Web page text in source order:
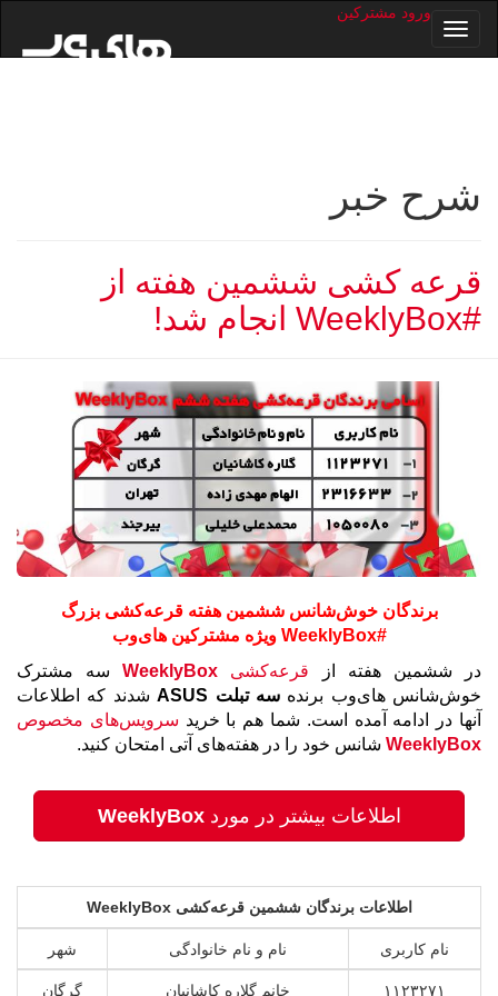
Open
Menu
ورود مشترکین
شرح خبر
قرعه کشی ششمین هفته از
#WeeklyBox انجام شد!
برندگان خوش‌شانس ششمین هفته قرعه‌کشی بزرگ
#WeeklyBox ویژه مشترکین های‌وب
در ششمین هفته از قرعه‌کشی WeeklyBoxسه مشترک
خوش‌شانس های‌وب برندهسه تبلت ASUS شدند که اطلاعات
آنها در ادامه آمده است. شما هم با خرید سرویس‌های مخصوص
WeeklyBox شانس خود را در هفته‌های آتی امتحان کنید.
اطلاعات بیشتر در موردWeeklyBox
اطلاعات برندگان ششمین قرعه‌کشیWeeklyBox
نام کاربری نام و نام خانوادگی شهر
۱۱۲۳۲۷۱ خانم گلاره کاشانیان گرگان